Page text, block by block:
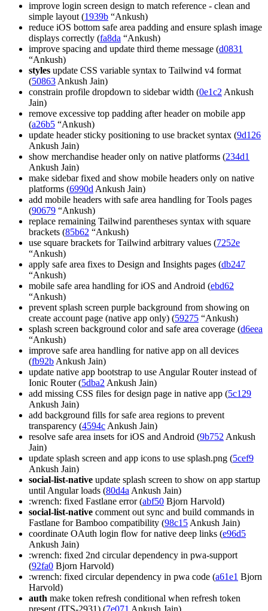
improve login screen design to match reference - clean and
simple layout (1939b “Ankush)
reduce iOS bottom safe area padding and ensure splash image
displays correctly (fa8da “Ankush)
improve spacing and update third theme message (d0831
“Ankush)
styles update CSS variable syntax to Tailwind v4 format
(50863 Ankush Jain)
constrain profile dropdown to sidebar width (0e1c2 Ankush
Jain)
remove excessive top padding after header on mobile app
(a26b5 “Ankush)
update header sticky positioning to use bracket syntax (9d126
Ankush Jain)
show merchandise header only on native platforms (234d1
Ankush Jain)
make sidebar fixed and show mobile headers only on native
platforms (6990d Ankush Jain)
add mobile headers with safe area handling for Tools pages
(90679 “Ankush)
replace remaining Tailwind parentheses syntax with square
brackets (85b62 “Ankush)
use square brackets for Tailwind arbitrary values (7252e
“Ankush)
apply safe area fixes to Design and Insights pages (db247
“Ankush)
mobile safe area handling for iOS and Android (ebd62
“Ankush)
prevent splash screen purple background from showing on
create account page (native app only) (59275 “Ankush)
splash screen background color and safe area coverage (d6eea
“Ankush)
improve safe area handling for native app on all devices
(fb92b Ankush Jain)
update native app bootstrap to use Angular Router instead of
Ionic Router (5dba2 Ankush Jain)
add missing CSS files for design page in native app (5c129
Ankush Jain)
add background fills for safe area regions to prevent
transparency (4594c Ankush Jain)
resolve safe area insets for iOS and Android (9b752 Ankush
Jain)
update splash screen and app icons to use splash.png (5cef9
Ankush Jain)
social-list-native update splash screen to show on app startup
until Angular loads (80d4a Ankush Jain)
:wrench: fixed Fastlane error (abf50 Bjorn Harvold)
social-list-native comment out sync and build commands in
Fastlane for Bamboo compatibility (98c15 Ankush Jain)
coordinate OAuth login flow for native deep links (e96d5
Ankush Jain)
:wrench: fixed 2nd circular dependency in pwa-support
(92fa0 Bjorn Harvold)
:wrench: fixed circular dependency in pwa code (a61e1 Bjorn
Harvold)
auth make token refresh conditional when refresh token